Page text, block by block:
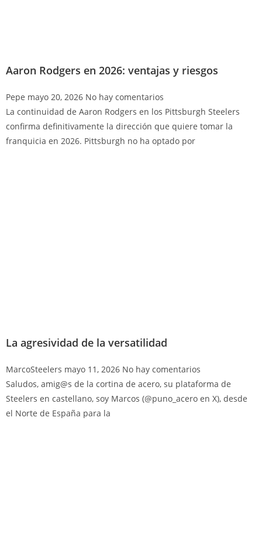
Aaron Rodgers en 2026: ventajas y riesgos
Pepe mayo 20, 2026 No hay comentarios
La continuidad de Aaron Rodgers en los Pittsburgh Steelers
confirma definitivamente la dirección que quiere tomar la
franquicia en 2026. Pittsburgh no ha optado por
La agresividad de la versatilidad
MarcoSteelers mayo 11, 2026 No hay comentarios
Saludos, amig@s de la cortina de acero, su plataforma de
Steelers en castellano, soy Marcos (@puno_acero en X), desde
el Norte de España para la